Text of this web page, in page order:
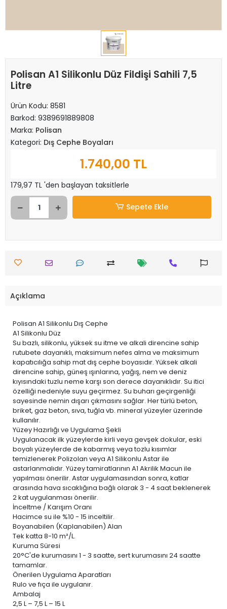
Polisan A1 Silikonlu Düz Fildişi Sahili 7,5
Litre
Ürün Kodu: 8581
Barkod: 9389691889808
Marka: Polisan
Kategori: Dış Cephe Boyaları
1.740,00 TL
179,97 TL 'den başlayan taksitlerle
Sepete Ekle
Açıklama
Polisan A1 Silikonlu Dış Cephe
A1 Silikonlu Düz
Su bazlı, silikonlu, yüksek su itme ve alkali direncine sahip
rutubete dayanıklı, maksimum nefes alma ve maksimum
kapatıcılığa sahip mat dış cephe boyasıdır. Yüksek alkali
direncine sahip, güneş ışınlarına, yağış, nem ve deniz
kıyısındaki tuzlu neme karşı son derece dayanıklıdır. Su itici
özelliği nedeniyle suyu geçirmez. Su buharı geçirgenliği
sayesinde nemin dışarı çıkmasını sağlar. Her türlü beton,
briket, gaz beton, sıva, tuğla vb. mineral yüzeyler üzerinde
kullanılır.
Yüzey Hazırlığı ve Uygulama Şekli
Uygulanacak ilk yüzeylerde kirli veya gevşek dokular, eski
boyalı yüzeylerde de kabarmış veya tozlu kısımlar
temizlenerek Polizolan veya A1 Silikonlu Astar ile
astarlanmalıdır. Yüzey tamiratlarının A1 Akrilik Macun ile
yapılması önerilir. Astar uygulamasından sonra, katlar
arasında hava sıcaklığına bağlı olarak 3 - 4 saat beklenerek
2 kat uygulanması önerilir.
İnceltme / Karışım Oranı
Hacimce su ile %10 - 15 inceltilir.
Boyanabilen (Kaplanabilen) Alan
Tek katta 8-10 m²/L.
Kuruma Süresi
20°C'de kurumasını 1 - 3 saatte, sert kurumasını 24 saatte
tamamlar.
Önerilen Uygulama Aparatları
Rulo ve fıça ile uygulanır.
Ambalaj
2,5 L – 7,5 L – 15 L